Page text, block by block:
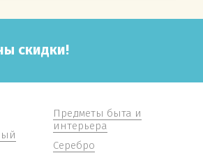
скидки!
Предметы быта и
интерьера
Серебро